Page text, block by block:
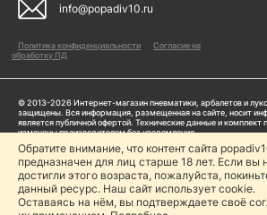
info@popadiv10.ru
Политика конфиденциальности
Согласие на
обработку ПД
© 2013-2026 Интернет-магазин пневматики, арбалетов и
защищены. Вся информация, размещенная на сайте, носит
является публичной офертой. Технические данные и комплект
изменены производителем без уведомления
Пользуясь сайтом Popadiv10.ru, пользователь автоматически
прописанными в
Политике конфиденциальности
Копирование любой информации (тексты, фото, видео и др.) с
за исключением наличия письменного согласия
Обратите внимание, что контент сайта
предназначен для лиц старше 18 лет. Если вы
достигли этого возраста, пожалуйста,
данный ресурс. Наш сайт использует cookie.
Оставаясь на нём, вы подтверждаете своё